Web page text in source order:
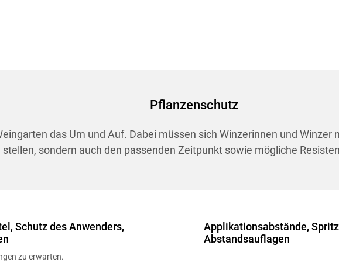
Pflanzenschutz
das Um und Auf. Dabei müssen sich Winzerinnen und Winzer
sondern auch den passenden Zeitpunkt sowie mögliche
Schutz des Anwenders,
zu erwarten.
Applikationsabstände,
Abstandsauflagen